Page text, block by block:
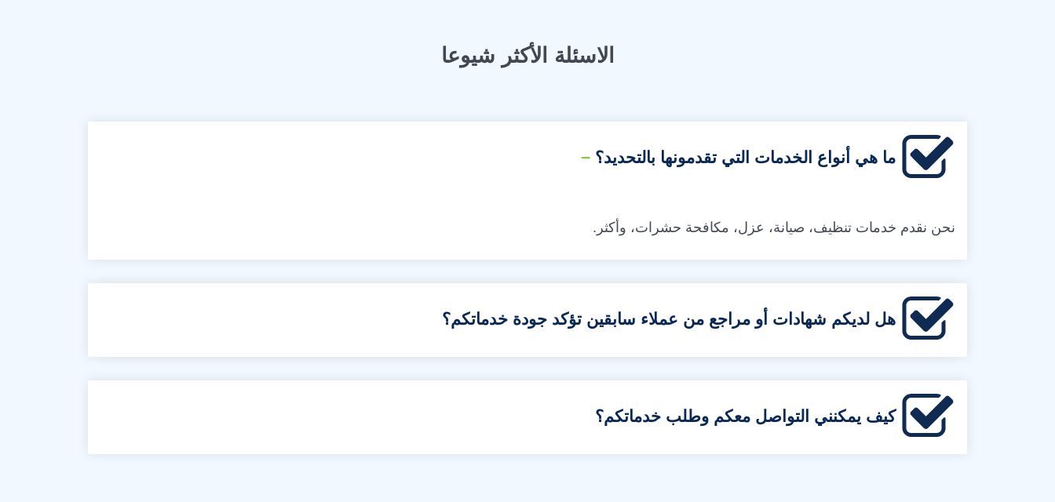
الاسئلة الأكثر شيوعا
ما هي أنواع الخدمات التي تقدمونها بالتحديد؟
نحن نقدم خدمات تنظيف، صيانة، عزل، مكافحة حشرات، وأكثر.
هل لديكم شهادات أو مراجع من عملاء سابقين تؤكد جودة خدماتكم؟
كيف يمكنني التواصل معكم وطلب خدماتكم؟